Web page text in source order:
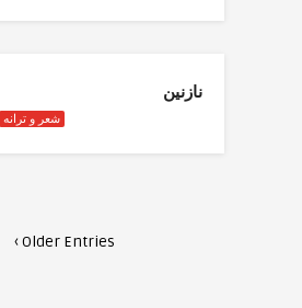
نازنین
شعر و ترانه
Older Entries ›